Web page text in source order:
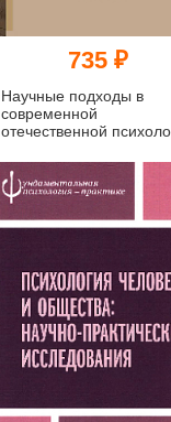
735 ₽
Научные подходы в
современной
отечественной